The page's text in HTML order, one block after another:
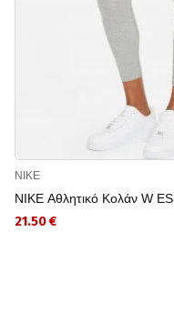
NIKE
NIKE Αθλητικό Κολάν W
21.50 €